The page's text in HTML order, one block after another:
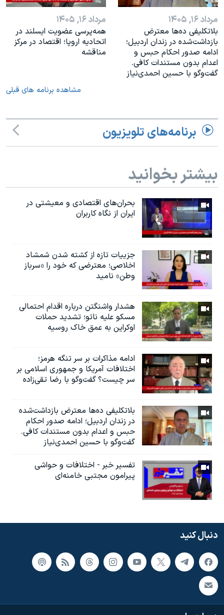
مرداد ۱۶, ۱۴۰۵
بلاتکلیفی ده‌ها معترض
بازداشت‌شده در زندان اردبیل؛
ادامه صدور احکام حبس و
اعدام بدون مستندات کافی.
گفت‌وگو با حسین احمدی‌نیاز
مرداد ۱۶, ۱۴۰۵
همه‌پرسی عضویت ایسلند در
اتحادیه اروپا؛ اقتصاد در مرکز
مناقشه
مشاهده برنامه های قبلی
برنامه‌های تلویزیون
بیشتر بخوانید
بحران‌های اقتصادی و معیشتی در
ایران از نگاه کاربران
جزییات تازه از کشته شدن شمشاد
اخلاصی؛ معترضی که خود را «سرباز
وطن» نامید
هشدار واشنگتن درباره اقدام احتمالی
مسکو علیه ناتو؛ تشدید حملات
اوکراین به عمق خاک روسیه
ادامه مذاکرات بر سر تنگه هرمز؛
اختلافات آمریکا و جمهوری اسلامی بر
سر چیست؟ گفت‌وگو با رضا تقی‌زاده
بلاتکلیفی ده‌ها معترض بازداشت‌شده
در زندان اردبیل؛ ادامه صدور احکام
حبس و اعدام بدون مستندات کافی.
گفت‌وگو با حسین احمدی‌نیاز
تفسیر خبر - اختلافات و حواشی
پیرامون مجتبی خامنه‌ای
دنبال کنید